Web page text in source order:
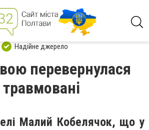
Надійне джерело
перевернулася
Малий Кобелячок, що у